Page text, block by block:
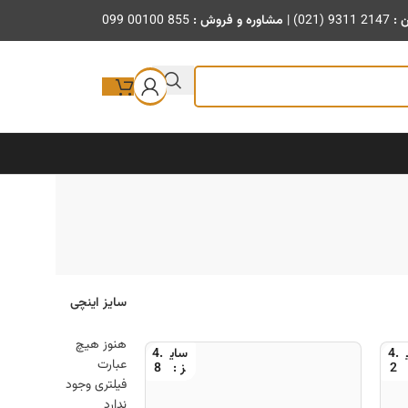
:
(021) 9311 2147
| مشاوره و فروش : 099 00100 855
4.
2
4.
8
سایز اینچی
هنوز هیچ
عبارت
فیلتری وجود